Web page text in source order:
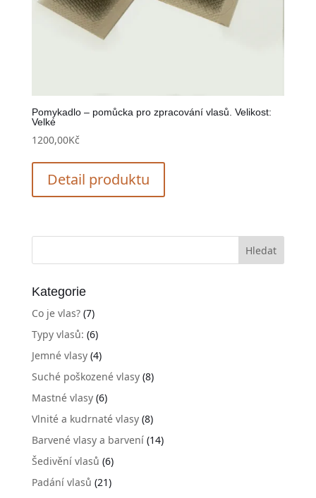
Pomykadlo – pomůcka pro zpracování vlasů. Velikost:
Velké
1200,00Kč
Detail produktu
Kategorie
Co je vlas?(7)
Typy vlasů: (6)
Jemné vlasy(4)
Suché poškozené vlasy(8)
Mastné vlasy(6)
Vlnité a kudrnaté vlasy(8)
Barvené vlasy a barvení(14)
Šedivění vlasů (6)
Padání vlasů (21)